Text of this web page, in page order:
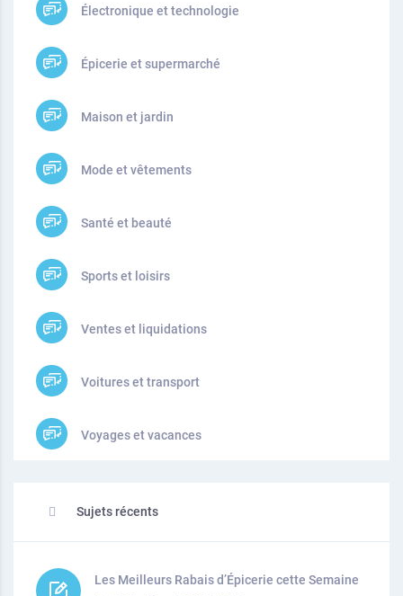
Électronique et technologie
Épicerie et supermarché
Maison et jardin
Mode et vêtements
Santé et beauté
Sports et loisirs
Ventes et liquidations
Voitures et transport
Voyages et vacances
Sujets récents
Les Meilleurs Rabais d’Épicerie cette Semaine